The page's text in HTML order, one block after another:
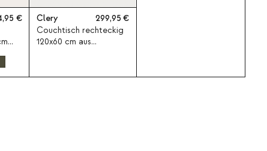
Clery
299,95
Couchtisch rechteckig
120x60 cm aus